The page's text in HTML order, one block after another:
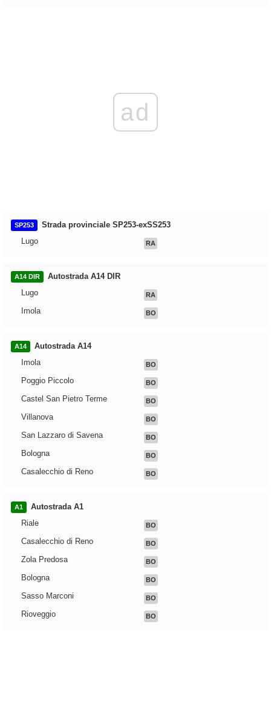
ad
SP253
Strada provinciale SP253-exSS253
Lugo
RA
A14 DIR
Autostrada A14 DIR
Lugo
RA
Imola BO
A14
Autostrada A14
Imola
BO
Poggio Piccolo BO
Castel San Pietro Terme BO
Villanova BO
San Lazzaro di Savena BO
Bologna BO
Casalecchio di Reno BO
A1
Autostrada A1
Riale
BO
Casalecchio di Reno BO
Zola Predosa BO
Bologna BO
Sasso Marconi BO
Rioveggio BO